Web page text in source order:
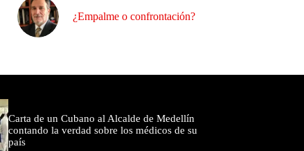
¿Empalme o confrontación?
Carta de un Cubano al Alcalde de Medellín
contando la verdad sobre los médicos de su
país